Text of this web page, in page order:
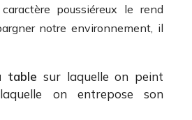
poussiéreux le rend
notre environnement, il
table sur laquelle on peint
on entrepose son